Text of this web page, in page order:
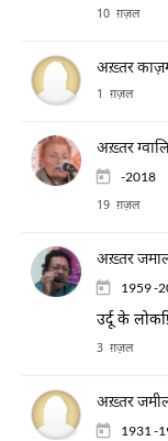
10 ग़ज़ल
अख़्तर
1 ग़ज़ल
अख़्तर
-2018
19 ग़ज़ल
अख़्तर
1959 -
उर्दू के
3 ग़ज़ल
अख़्तर
1931 -